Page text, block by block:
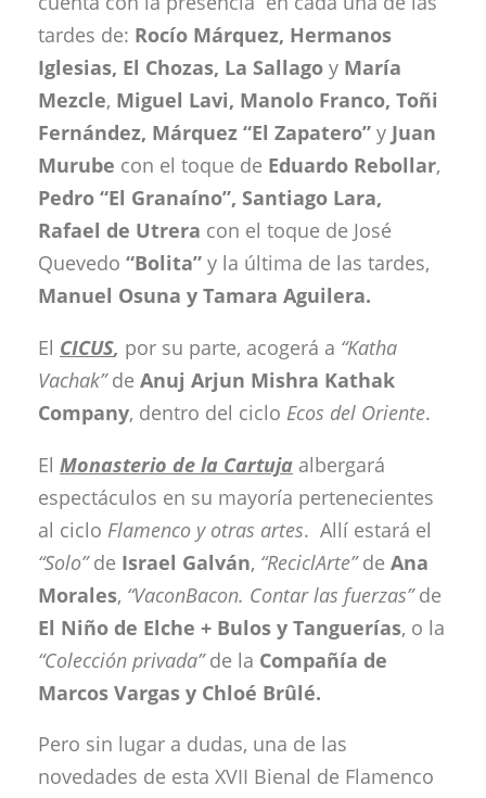
tardes de: Rocío Márquez, Hermanos
Iglesias, El Chozas, La Sallago y María
Mezcle, Miguel Lavi, Manolo Franco, Toñi
Fernández, Márquez “El Zapatero” y Juan
Murube con el toque de Eduardo Rebollar,
Pedro “El Granaíno”, Santiago Lara,
Rafael de Utrera con el toque de José
Quevedo “Bolita” y la última de las tardes,
Manuel Osuna y Tamara Aguilera.
El CICUS, por su parte, acogerá a “Katha
Vachak”de Anuj Arjun Mishra Kathak
Company, dentro del ciclo Ecos del Oriente.
El Monasterio de la Cartuja albergará
espectáculos en su mayoría pertenecientes
al ciclo Flamenco y otras artes. Allí estará el
“Solo”de Israel Galván, “ReciclArte”de Ana
Morales, “VaconBacon. Contar las fuerzas”de
El Niño de Elche + Bulos y Tanguerías, o la
“Colección privada”de la Compañía de
Marcos Vargas y Chloé Brûlé.
Pero sin lugar a dudas, una de las
novedades de esta XVII Bienal de Flamenco